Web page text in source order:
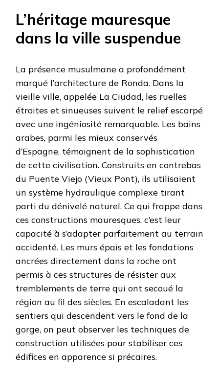
L’héritage mauresque
dans la ville suspendue
La présence musulmane a profondément
marqué l’architecture de Ronda. Dans la
vieille ville, appelée La Ciudad, les ruelles
étroites et sinueuses suivent le relief escarpé
avec une ingéniosité remarquable. Les bains
arabes, parmi les mieux conservés
d’Espagne, témoignent de la sophistication
de cette civilisation. Construits en contrebas
du Puente Viejo (Vieux Pont), ils utilisaient
un système hydraulique complexe tirant
parti du dénivelé naturel. Ce qui frappe dans
ces constructions mauresques, c’est leur
capacité à s’adapter parfaitement au terrain
accidenté. Les murs épais et les fondations
ancrées directement dans la roche ont
permis à ces structures de résister aux
tremblements de terre qui ont secoué la
région au fil des siècles. En escaladant les
sentiers qui descendent vers le fond de la
gorge, on peut observer les techniques de
construction utilisées pour stabiliser ces
édifices en apparence si précaires.